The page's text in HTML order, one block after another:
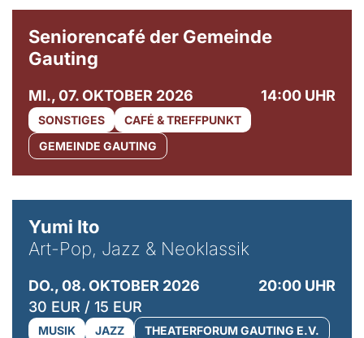
Seniorencafé der Gemeinde
Gauting
MI., 07. OKTOBER 2026 14:00 UHR
SONSTIGES
CAFÉ & TREFFPUNKT
GEMEINDE GAUTING
Yumi Ito
Art-Pop, Jazz & Neoklassik
DO., 08. OKTOBER 2026
20:00 UHR
30 EUR / 15 EUR
MUSIK JAZZ THEATERFORUM GAUTING E.V.